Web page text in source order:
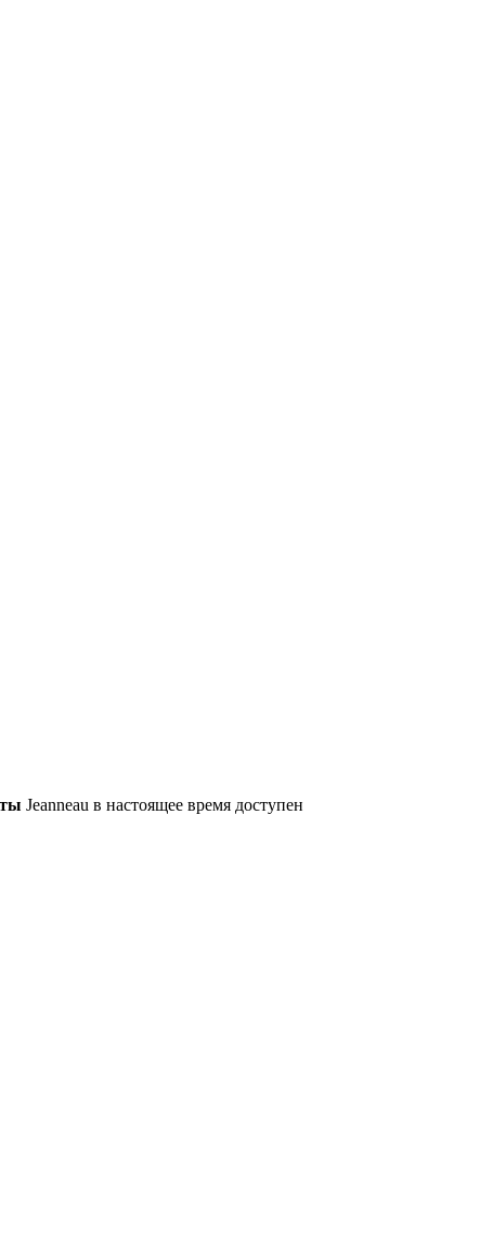
Jeanneau в настоящее время доступен